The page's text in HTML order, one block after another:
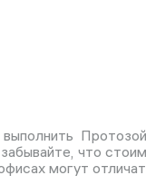
что
могут